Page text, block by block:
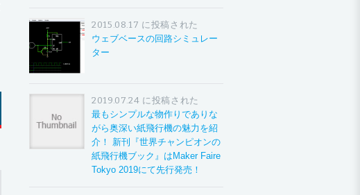
2015.08.17 に投稿された
ウェブベースの回路シミュレー
ター
2019.07.24 に投稿された
最もシンプルな物作りでありな
がら奥深い紙飛行機の魅力を紹
介！ 新刊『世界チャンピオンの
紙飛行機ブック』はMaker Faire
Tokyo 2019にて先行発売！